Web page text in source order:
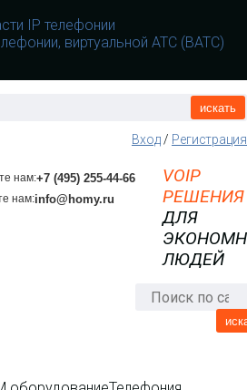
IP телефонии
виртуальной АТС (ВАТС)
искать
Вход/ Регистрация
нам:+7 (495) 255-44-66
нам:info@homy.ru
VOIP
РЕШЕНИЯ
ДЛЯ
ЛЮДЕЙ